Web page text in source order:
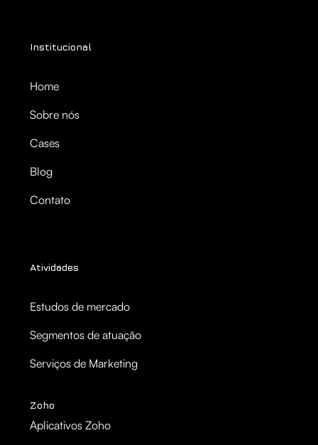
Institucional
Home
Sobre nós
Cases
Blog
Contato
Atividades
Estudos de mercado
Segmentos de atuação
Serviços de Marketing
Zoho
Aplicativos Zoho